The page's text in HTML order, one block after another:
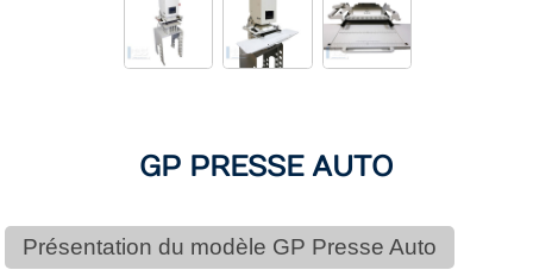
GP PRESSE AUTO
Présentation du modèle GP Presse Auto